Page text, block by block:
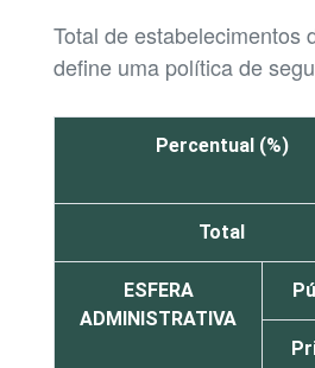
Total de estabelecimentos
define uma política de
Percentual (%)
Total
ESFERA
ADMINISTRATIVA